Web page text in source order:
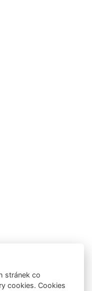
stránek co
cookies. Cookies